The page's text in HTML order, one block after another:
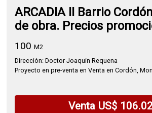
ARCADIA II Barrio
de obra. Precios
100 M2
Dirección: Doctor Joaquín Requena
Proyecto en pre-venta en Venta en Cordón,
Venta US$